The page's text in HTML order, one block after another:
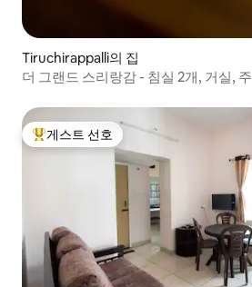
Tiruchirappalli의 집
더 그랜드 스리랑감 - 침실 2개, 거실,
상위 게스트 선호
게스트 선호